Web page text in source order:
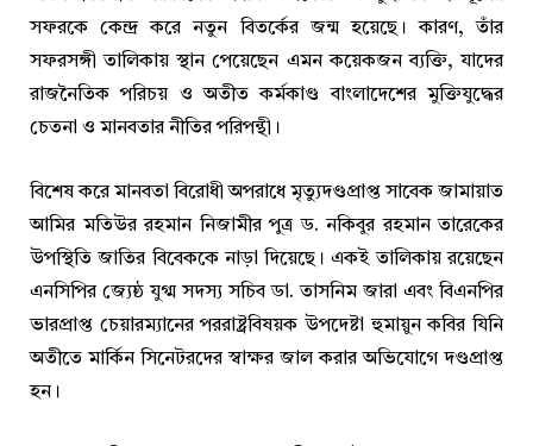
সফরকে কেন্দ্র করে নতুন বিতর্কের জন্ম হয়েছে। কারণ, তাঁর
সফরসঙ্গী তালিকায় স্থান পেয়েছেন এমন কয়েকজন ব্যক্তি, যাদের
রাজনৈতিক পরিচয় ও অতীত কর্মকাণ্ড বাংলাদেশের মুক্তিযুদ্ধের
চেতনা ও মানবতার নীতির পরিপন্থী।
বিশেষ করে মানবতা বিরোধী অপরাধে মৃত্যুদণ্ডপ্রাপ্ত সাবেক জামায়াত
আমির মতিউর রহমান নিজামীর পুত্র ড. নকিবুর রহমান তারেকের
উপস্থিতি জাতির বিবেককে নাড়া দিয়েছে। একই তালিকায় রয়েছেন
এনসিপির জ্যেষ্ঠ যুগ্ম সদস্য সচিব ডা. তাসনিম জারা এবং বিএনপির
ভারপ্রাপ্ত চেয়ারম্যানের পররাষ্ট্রবিষয়ক উপদেষ্টা হুমায়ুন কবির যিনি
অতীতে মার্কিন সিনেটরদের স্বাক্ষর জাল করার অভিযোগে দণ্ডপ্রাপ্ত
হন।